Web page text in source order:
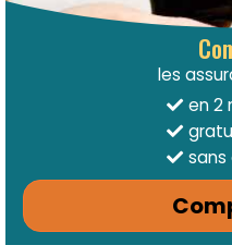
les
en 2